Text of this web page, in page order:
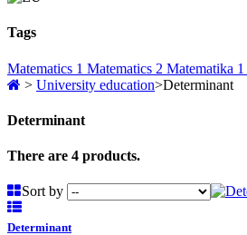
Tags
Matematics 1 Matematics 2 Matematika 1
> University education>Determinant
Determinant
There are 4 products.
Sort by
Determinant